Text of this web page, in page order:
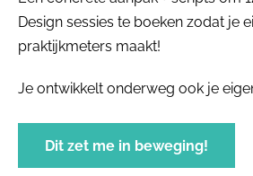
Design sessies te boeken zodat je
praktijkmeters maakt!
Je ontwikkelt onderweg ook je
Dit zet me in beweging!